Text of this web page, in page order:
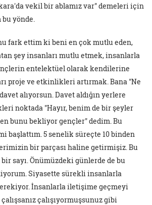
vekil bir ablamız var" demeleri için
yönde.
fark ettim ki beni en çok mutlu eden,
şey insanları mutlu etmek, insanlarla
entelektüel olarak kendilerine
proje ve etkinlikleri artırmak. Bana "Ne
alıyorsun. Davet aldığın yerlere
noktada "Hayır, benim de bir şeyler
bunu bekliyor gençler" dedim. Bu
başlattım. 5 senelik süreçte 10 binden
bir parçası haline getirmişiz. Bu
sayı. Önümüzdeki günlerde de bu
Siyasette sürekli insanlarla
İnsanlarla iletişime geçmeyi
çalışıyormuşsunuz gibi